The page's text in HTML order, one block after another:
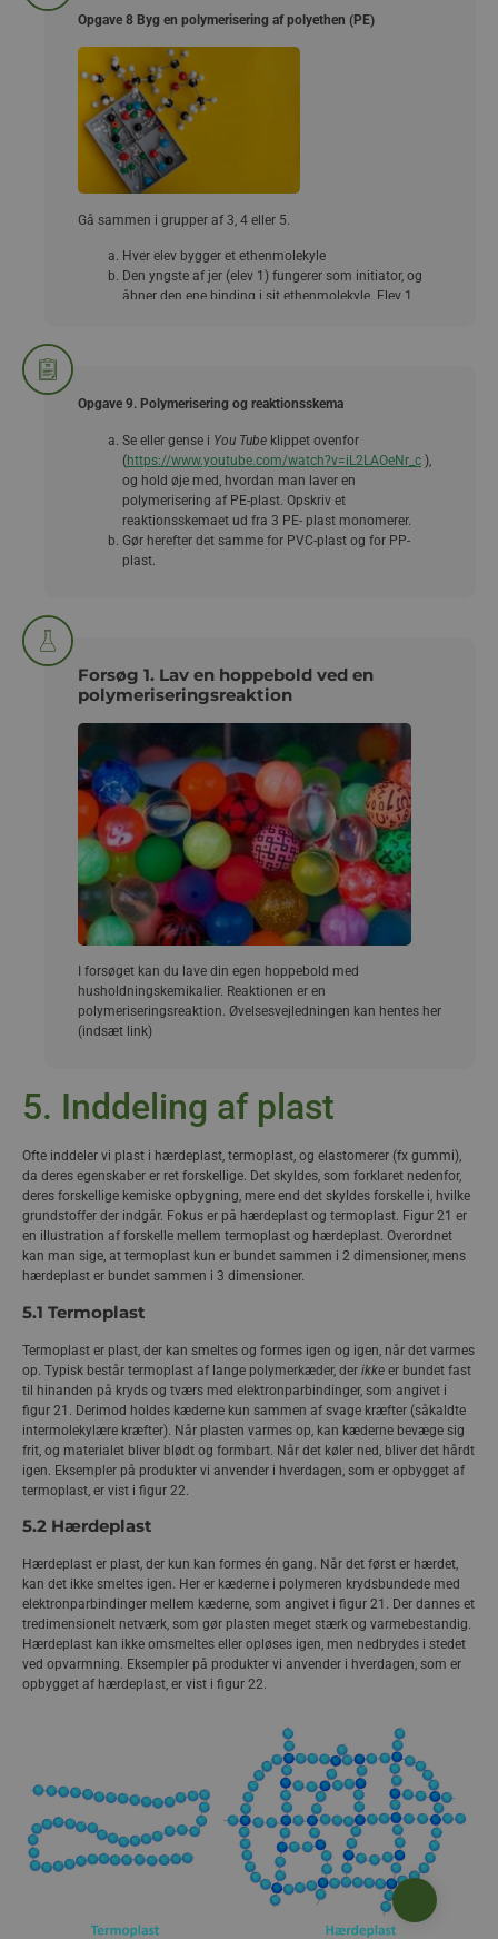
på figuren.
Læreren starter polymeriseringsreaktionen, ved at
skubbe den yderste person i det første par, blidt på
skulderen.
Herefter laver I en lang polymerkæde som vist på
figuren.
Snak kort om, hvad I har lavet, få så mange
fagbegreber med som muligt.
Opgave 8 Byg en polymerisering af polyethen (PE)
Gå sammen i grupper af 3, 4 eller 5.
Hver elev bygger et ethenmolekyle
Den yngste af jer (elev 1) fungerer som initiator, og
åbner den ene binding i sit ethenmolekyle. Elev 1
udbygger kæden og giver sin model videre, sådan at I
Opgave 9. Polymerisering og reaktionsskema
Se eller gense i You Tube klippet ovenfor
(https://www.youtube.com/watch?v=iL2LAOeNr_c ),
og hold øje med, hvordan man laver en
polymerisering af PE-plast. Opskriv et
reaktionsskemaet ud fra 3 PE- plast monomerer.
Gør herefter det samme for PVC-plast og for PP-
plast.
Forsøg 1. Lav en hoppebold ved en
polymeriseringsreaktion
I forsøget kan du lave din egen hoppebold med
husholdningskemikalier. Reaktionen er en
polymeriseringsreaktion. Øvelsesvejledningen kan hentes her
(indsæt link)
5. Inddeling af plast
Ofte inddeler vi plast i hærdeplast, termoplast, og elastomerer (fx gummi),
da deres egenskaber er ret forskellige. Det skyldes, som forklaret nedenfor,
deres forskellige kemiske opbygning, mere end det skyldes forskelle i, hvilke
grundstoffer der indgår. Fokus er på hærdeplast og termoplast. Figur 21 er
en illustration af forskelle mellem termoplast og hærdeplast. Overordnet
kan man sige, at termoplast kun er bundet sammen i 2 dimensioner, mens
hærdeplast er bundet sammen i 3 dimensioner.
5.1 Termoplast
Termoplast er plast, der kan smeltes og formes igen og igen, når det varmes
op. Typisk består termoplast af lange polymerkæder, der ikke er bundet fast
til hinanden på kryds og tværs med elektronparbindinger, som angivet i
figur 21. Derimod holdes kæderne kun sammen af svage kræfter (såkaldte
intermolekylære kræfter). Når plasten varmes op, kan kæderne bevæge sig
frit, og materialet bliver blødt og formbart. Når det køler ned, bliver det hårdt
igen. Eksempler på produkter vi anvender i hverdagen, som er opbygget af
termoplast, er vist i figur 22.
5.2 Hærdeplast
Hærdeplast er plast, der kun kan formes én gang. Når det først er hærdet,
kan det ikke smeltes igen. Her er kæderne i polymeren krydsbundede med
elektronparbindinger mellem kæderne, som angivet i figur 21. Der dannes et
tredimensionelt netværk, som gør plasten meget stærk og varmebestandig.
Hærdeplast kan ikke omsmeltes eller opløses igen, men nedbrydes i stedet
ved opvarmning. Eksempler på produkter vi anvender i hverdagen, som er
opbygget af hærdeplast, er vist i figur 22.